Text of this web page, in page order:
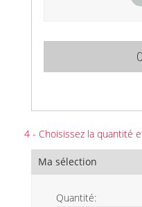
4 - Choisissez la quantité
Ma sélection
Quantité: